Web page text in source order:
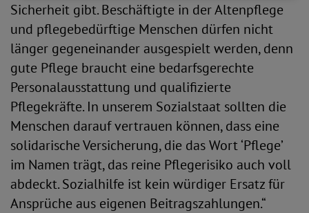
Sicherheit gibt. Beschäftigte in der Altenpflege
und pflegebedürftige Menschen dürfen nicht
länger gegeneinander ausgespielt werden, denn
gute Pflege braucht eine bedarfsgerechte
Personalausstattung und qualifizierte
Pflegekräfte. In unserem Sozialstaat sollten die
Menschen darauf vertrauen können, dass eine
solidarische Versicherung, die das Wort ‘Pflege’
im Namen trägt, das reine Pflegerisiko auch voll
abdeckt. Sozialhilfe ist kein würdiger Ersatz für
Ansprüche aus eigenen Beitragszahlungen.“